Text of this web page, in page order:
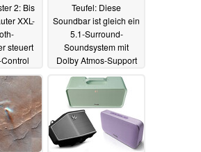
2: Bis
XXL-
steuert
Teufel: Diese
Soundbar ist gleich ein
5.1-Surround-
Soundsystem mit
Dolby Atmos-Support